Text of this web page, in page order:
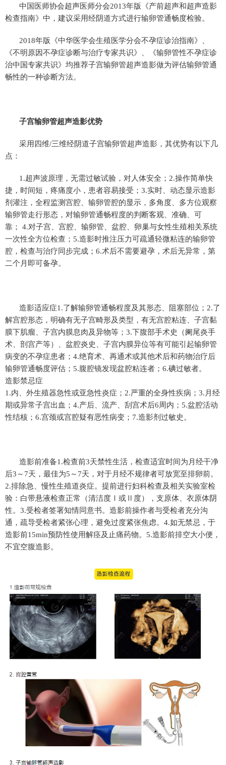
中国医师协会超声医师分会2013年版《产前超声和超声造影
检查指南》中，建议采用经阴道方式进行输卵管通畅度检验。
2018年版《中华医学会生殖医学分会不孕症诊治指南》、
《不明原因不孕症诊断与治疗专家共识》、《输卵管性不孕症诊
治中国专家共识》均推荐子宫输卵管超声造影做为评估输卵管通
畅性的一种诊断方法。
子宫输卵管超声造影优势
采用四维/三维经阴道子宫输卵管超声造影，其优势有以下几
点：
1.超声波原理，无需过敏试验，对人体安全；2.操作简单快
捷，时间短，疼痛度小，患者容易接受；3.实时、动态显示造影
剂灌注，全程监测宫腔、输卵管腔的显示，多角度、多方位观察
输卵管走行形态，对输卵管通畅程度的判断客观、准确、可
靠； 4.对子宫、宫腔、输卵管、盆腔、卵巢与女性生殖相关系统
一次性全方位检查；5.造影时推注压力可疏通轻微粘连的输卵管
腔，检查与治疗同步完成；6.术后不需要避孕，术后无异常，第
二个月即可备孕。
造影适应症1.了解输卵管通畅程度及其形态、阻塞部位；2.了
解宫腔形态，明确有无子宫畸形及类型，有无宫腔粘连、子宫黏
膜下肌瘤、子宫内膜息肉及异物等；3.下腹部手术史（阑尾炎手
术、剖宫产等）、盆腔炎史、子宫内膜异位等有可能引起输卵管
病变的不孕症患者；4.绝育术、再通术或其他术后和药物治疗后
输卵管通畅度评估；5.腹腔镜发现盆腔粘连者；6.碘过敏者。
造影禁忌症
1.内、外生殖器急性或亚急性炎症；2.严重的全身性疾病；3.月经
期或异常子宫出血；4.产后、流产、刮宫术后6周内；5.盆腔活动
性结核；6.宫颈或宫腔疑有恶性病变；7.造影剂过敏史。
造影前准备1.检查前3天禁性生活，检查适宜时间为月经干净
后3～7天，最佳为5～7天，对于月经不规律者可放宽至排卵前。
2.排除急、慢性生殖道炎症。提前进行妇科检查及相关实验室检
验：白带悬液检查正常（清洁度Ⅰ或Ⅱ度），支原体、衣原体阴
性。3.受检者签署知情同意书。造影前操作者与受检者充分沟
通，疏导受检者紧张心理，避免过度紧张焦虑。4.如无禁忌，于
造影前15min预防性使用解痉及止痛药物。5.造影前排空大小便，
不宜空腹造影。